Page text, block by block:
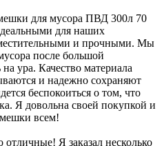
для мусора ПВД 300л 70
для наших
и прочными. Мы
после большой
ура. Качество материала
и надежно сохраняют
беспокоиться о том, что
Я довольна своей покупкой и
всем!
Я заказал несколько